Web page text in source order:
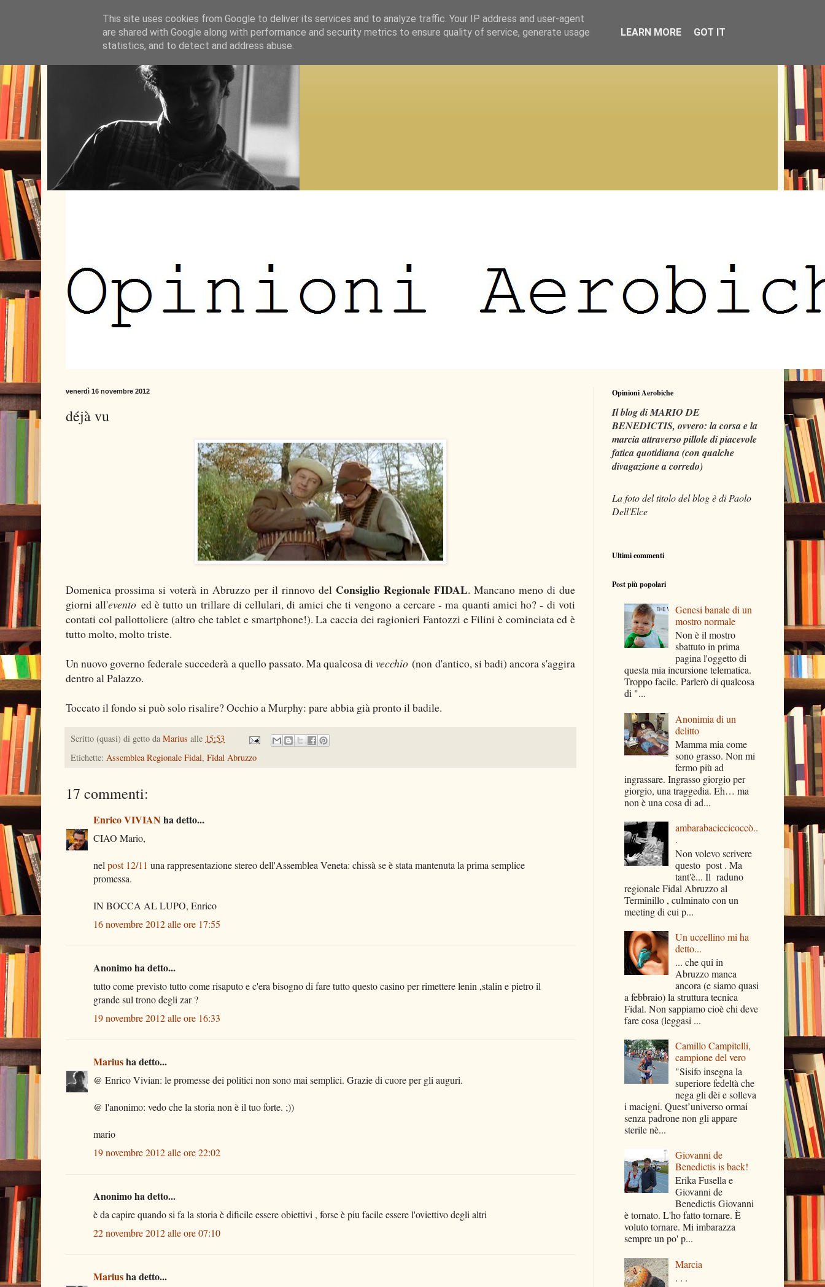
venerdì 16 novembre 2012
déjà vu
Domenica prossima si voterà in Abruzzo per il rinnovo del Consiglio Regionale FIDAL. Mancano meno di due
giorni all'evento ed è tutto un trillare di cellulari, di amici che ti vengono a cercare - ma quanti amici ho? - di voti
contati col pallottoliere (altro che tablet e smartphone!). La caccia dei ragionieri Fantozzi e Filini è cominciata ed è
tutto molto, molto triste.
Un nuovo governo federale succederà a quello passato. Ma qualcosa divecchio (non d'antico, si badi) ancora s'aggira
dentro al Palazzo.
Toccato il fondo si può solo risalire? Occhio a Murphy: pare abbia già pronto il badile.
Scritto (quasi) di getto da Marius alle 15:53
Etichette: Assemblea Regionale Fidal, Fidal Abruzzo
17 commenti:
Enrico VIVIAN ha detto...
CIAO Mario,
nel post 12/11 una rappresentazione stereo dell'Assemblea Veneta: chissà se è stata mantenuta la prima semplice
promessa.
IN BOCCA AL LUPO, Enrico
16 novembre 2012 alle ore 17:55
Anonimo ha detto...
tutto come previsto tutto come risaputo e c'era bisogno di fare tutto questo casino per rimettere lenin ,stalin e pietro il
grande sul trono degli zar ?
19 novembre 2012 alle ore 16:33
Mariusha detto...
@ Enrico Vivian: le promesse dei politici non sono mai semplici. Grazie di cuore per gli auguri.
@ l'anonimo: vedo che la storia non è il tuo forte. ;))
mario
19 novembre 2012 alle ore 22:02
Anonimo ha detto...
è da capire quando si fa la storia è dificile essere obiettivi , forse è piu facile essere l'oviettivo degli altri
22 novembre 2012 alle ore 07:10
Mariusha detto...
Opinioni Aerobiche
Il blog di MARIO DE
BENEDICTIS, ovvero: la corsa e la
marcia attraverso pillole di piacevole
fatica quotidiana (con qualche
divagazione a corredo)
La foto del titolo del blog è di Paolo
Dell'Elce
Ultimi commenti
Post più popolari
Genesi banale di un
mostro normale
Non è il mostro
sbattuto in prima
pagina l'oggetto di
questa mia incursione telematica.
Troppo facile. Parlerò di qualcosa
di "...
Anonimia di un
delitto
Mamma mia come
sono grasso. Non mi
fermo più ad
ingrassare. Ingrasso giorgio per
giorgio, una traggedia. Eh… ma
non è una cosa di ad...
ambarabaciccicoccò..
.
Non volevo scrivere
questo post . Ma
tant'è... Il raduno
regionale Fidal Abruzzo al
Terminillo , culminato con un
meeting di cui p...
Un uccellino mi ha
detto...
... che qui in
Abruzzo manca
ancora (e siamo quasi
a febbraio) la struttura tecnica
Fidal. Non sappiamo cioè chi deve
fare cosa (leggasi ...
Camillo Campitelli,
campione del vero
"Sisifo insegna la
superiore fedeltà che
nega gli dèi e solleva
i macigni. Quest’universo ormai
senza padrone non gli appare
sterile nè...
Giovanni de
Benedictis is back!
Erika Fusella e
Giovanni de
Benedictis Giovanni
è tornato. L'ho fatto tornare. È
voluto tornare. Mi imbarazza
sempre un po' p...
Marcia
. . .
This site uses cookies from Google to deliver its services and to analyze traffic. Your IP address and user-agent
are shared with Google along with performance and security metrics to ensure quality of service, generate usage
statistics, and to detect and address abuse.
LEARN MORE GOT IT